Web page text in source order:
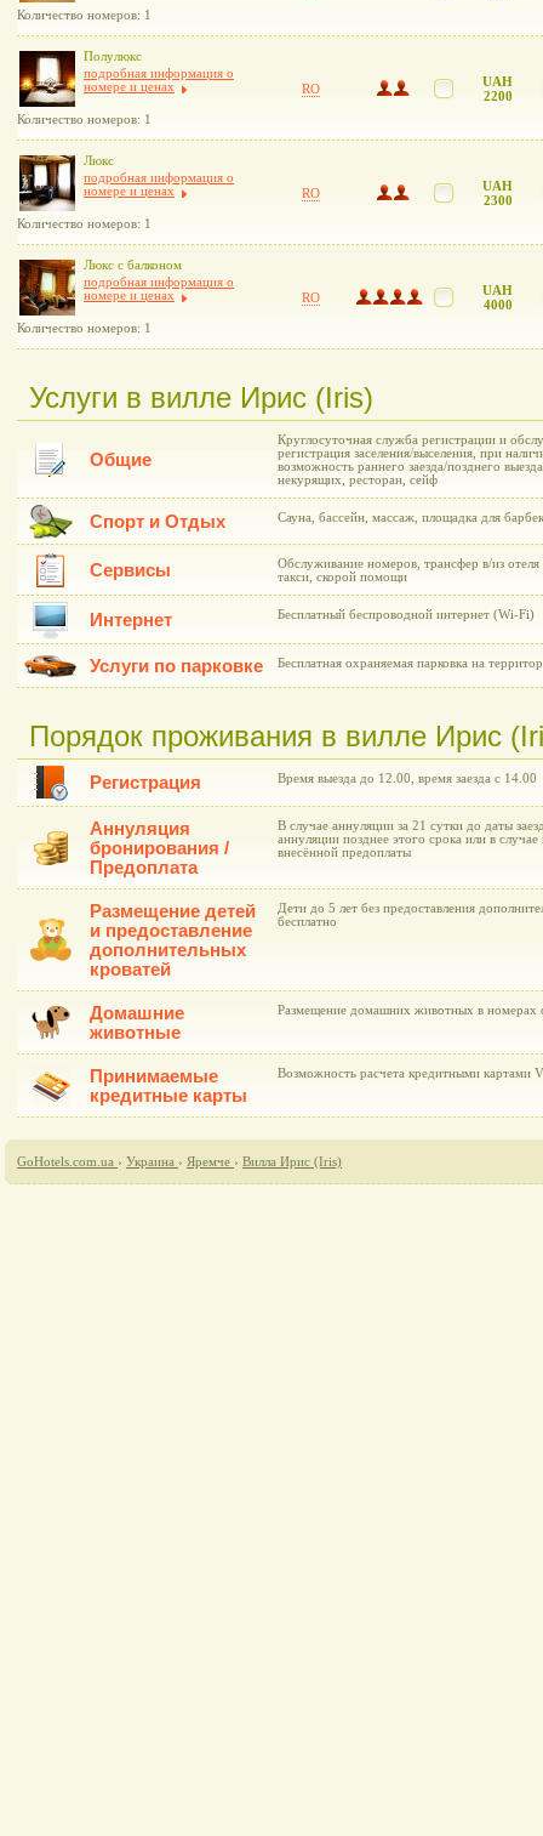
Количество номеров: 1
Полулюкс
подробная информация о
номере и ценах
Количество номеров: 1
RO
UAH
2200
Люкс
подробная информация о
номере и ценах
Количество номеров: 1
RO
UAH
2300
Люкс с балконом
подробная информация о
номере и ценах
Количество номеров: 1
RO
UAH
4000
Услуги в вилле Ирис (Iris)
Общие
Круглосуточная служба регистрации и
регистрация заселения/выселения, при
возможность раннего заезда/позднего
некурящих, ресторан, сейф
Спорт и Отдых Сауна, бассейн, массаж, площадка для
Сервисы
Обслуживание номеров, трансфер в/из
такси, скорой помощи
Интернет Бесплатный беспроводной интернет (Wi-Fi)
Услуги по парковке Бесплатная охраняемая парковка на
Порядок проживания в вилле Ирис
Регистрация Время выезда до 12.00, время заезда с 14.00
Аннуляция
бронирования /
Предоплата
В случае аннуляции за 21 сутки до даты
аннуляции позднее этого срока или в случае
внесённой предоплаты
Размещение детей
и предоставление
дополнительных
кроватей
Дети до 5 лет без предоставления
бесплатно
Домашние
животные
Размещение домашних животных в номерах
Принимаемые
кредитные карты
Возможность расчета кредитными картами
GoHotels.com.ua › Украина › Яремче › Вилла Ирис (Iris)